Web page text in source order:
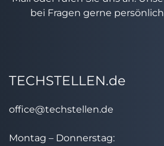
bei Fragen gerne
TECHSTELLEN.de
office@techstellen.de
Montag – Donnerstag: